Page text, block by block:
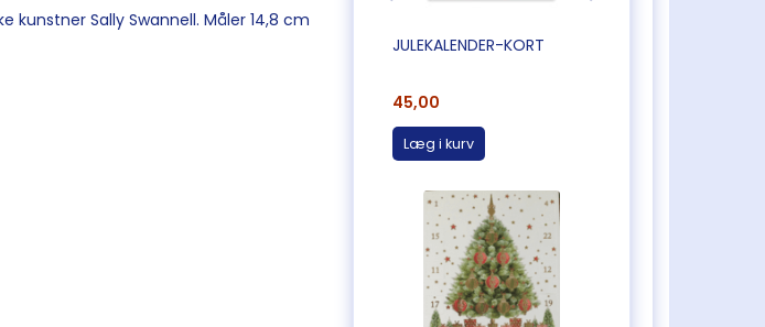
kunstner Sally Swannell. Måler 14,8 cm
JULEKALENDER-KORT
45,00
Læg i kurv